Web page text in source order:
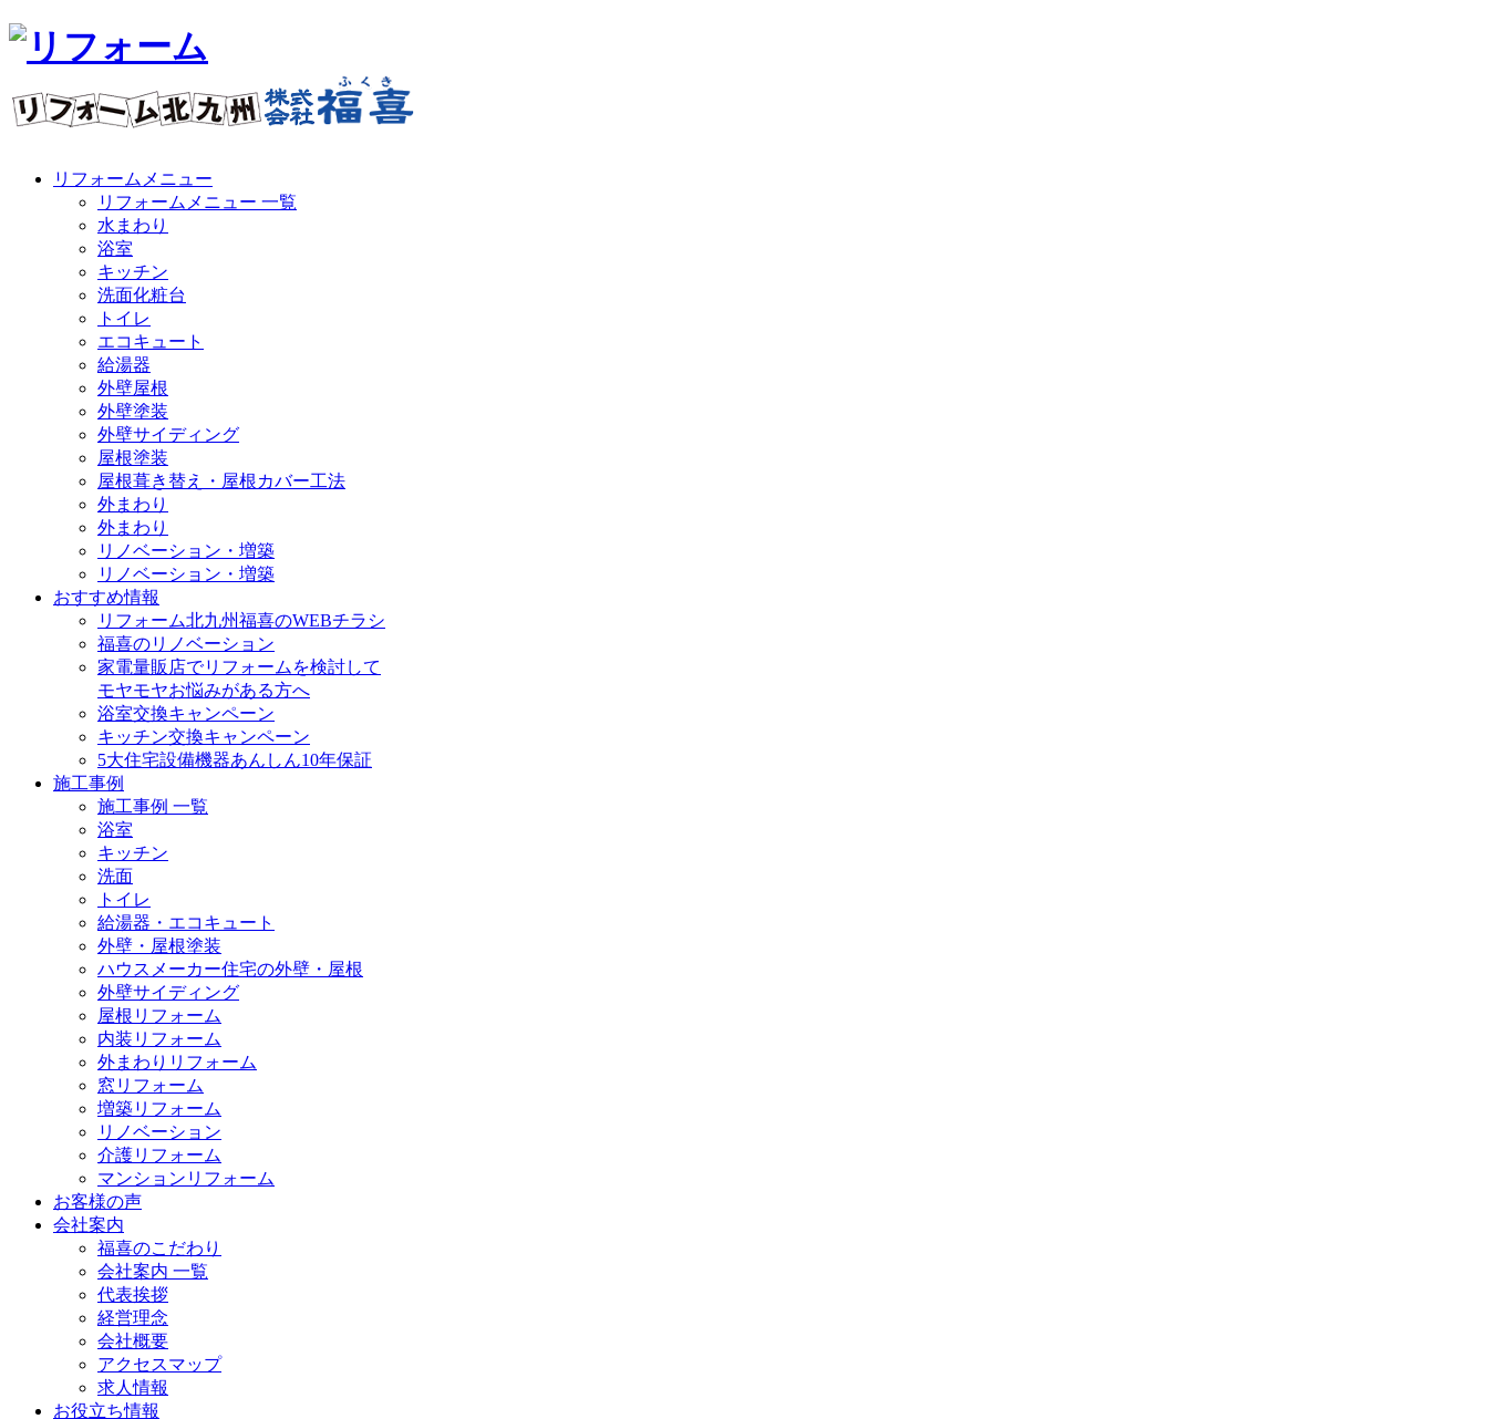
リフォームメニュー
リフォームメニュー 一覧
水まわり
浴室
キッチン
洗面化粧台
トイレ
エコキュート
給湯器
外壁屋根
外壁塗装
外壁サイディング
屋根塗装
屋根葺き替え・屋根カバー工法
外まわり
外まわり
リノベーション・増築
リノベーション・増築
おすすめ情報
リフォーム北九州福喜のWEBチラシ
福喜のリノベーション
家電量販店でリフォームを検討して
モヤモヤお悩みがある方へ
浴室交換キャンペーン
キッチン交換キャンペーン
5大住宅設備機器あんしん10年保証
施工事例
施工事例 一覧
浴室
キッチン
洗面
トイレ
給湯器・エコキュート
外壁・屋根塗装
ハウスメーカー住宅の外壁・屋根
外壁サイディング
屋根リフォーム
内装リフォーム
外まわりリフォーム
窓リフォーム
増築リフォーム
リノベーション
介護リフォーム
マンションリフォーム
お客様の声
会社案内
福喜のこだわり
会社案内 一覧
代表挨拶
経営理念
会社概要
アクセスマップ
求人情報
お役立ち情報